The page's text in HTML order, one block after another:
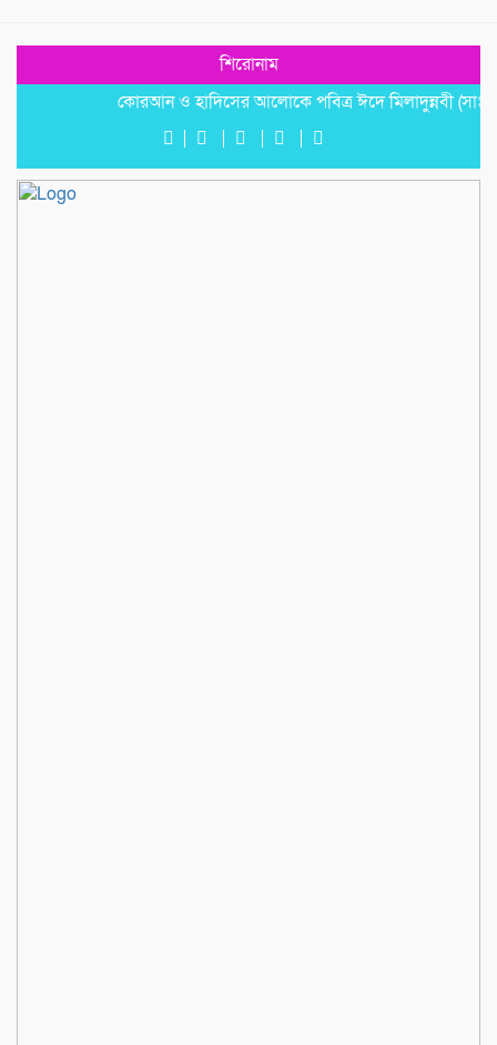
শিরোনাম
কোরআন ও হাদিসের আলোকে পবিত্র ঈদে মিলাদুন্নবী (সাঃ)